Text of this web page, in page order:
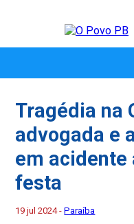
Tragédia na
advogada e
em acidente
festa
19 jul 2024 -Paraíba